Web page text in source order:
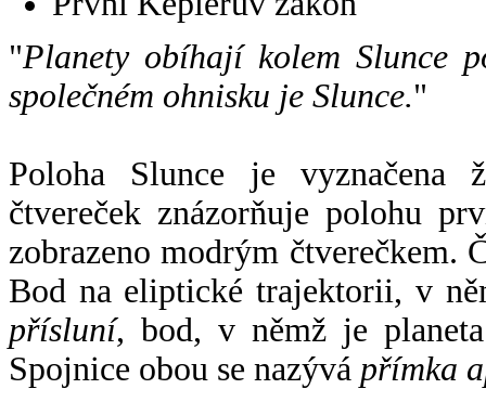
"Planety obíhají kolem Slunce
společném ohnisku je Slunce."
Poloha Slunce je vyznačena
čtvereček znázorňuje polohu
zobrazeno modrým čtverečkem.
Bod na eliptické trajektorii, v
přísluní, bod, v němž je
Spojnice obou se nazývá přímka